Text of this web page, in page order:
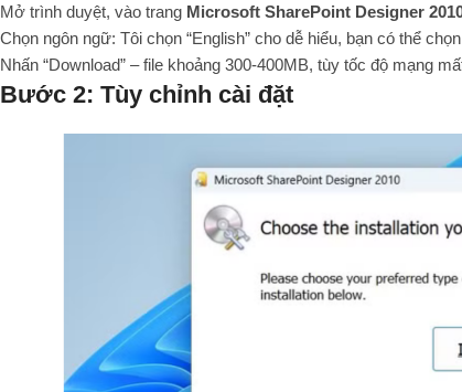
Mở trình duyệt, vào trang Microsoft SharePoint Designer
Chọn ngôn ngữ: Tôi chọn “English” cho dễ hiểu, bạn có thể
Nhấn “Download” – file khoảng 300-400MB, tùy tốc độ mạng
Bước 2: Tùy chỉnh cài đặt